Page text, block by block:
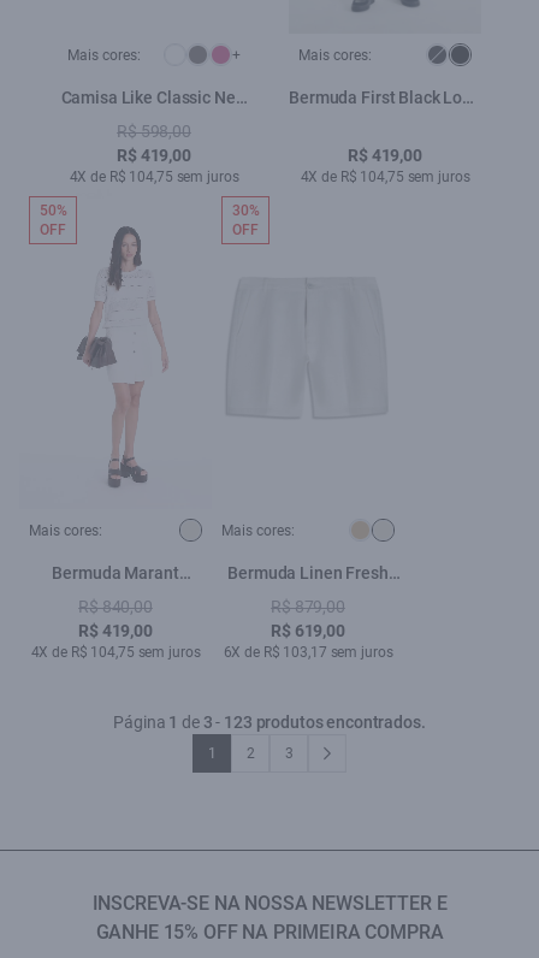
Mais cores: +
Camisa Like Classic New
Italian Citrus
R$ 598,00
R$ 419,00
4X de R$ 104,75 sem juros
Mais cores:
Bermuda First Black Long
35
R$ 419,00
4X de R$ 104,75 sem juros
Mais cores:
Bermuda Marant
Transpass Buttons
Natural
R$ 840,00
R$ 419,00
4X de R$ 104,75 sem juros
50%
OFF
Mais cores:
Bermuda Linen Fresh
Hawaii Natural
R$ 879,00
R$ 619,00
6X de R$ 103,17 sem juros
30%
OFF
Página 1 de 3- 123 produtos encontrados.
1 2 3
INSCREVA-SE NA NOSSA NEWSLETTER E
GANHE 15% OFF NA PRIMEIRA COMPRA